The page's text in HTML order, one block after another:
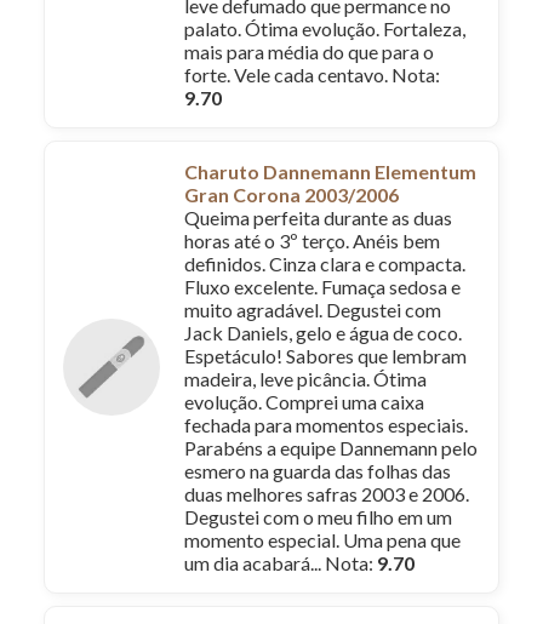
leve defumado que permance no
palato. Ótima evolução. Fortaleza,
mais para média do que para o
forte. Vele cada centavo. Nota:
9.70
Charuto Dannemann Elementum
Gran Corona 2003/2006
Queima perfeita durante as duas
horas até o 3º terço. Anéis bem
definidos. Cinza clara e compacta.
Fluxo excelente. Fumaça sedosa e
muito agradável. Degustei com
Jack Daniels, gelo e água de coco.
Espetáculo! Sabores que lembram
madeira, leve picância. Ótima
evolução. Comprei uma caixa
fechada para momentos especiais.
Parabéns a equipe Dannemann pelo
esmero na guarda das folhas das
duas melhores safras 2003 e 2006.
Degustei com o meu filho em um
momento especial. Uma pena que
um dia acabará... Nota: 9.70